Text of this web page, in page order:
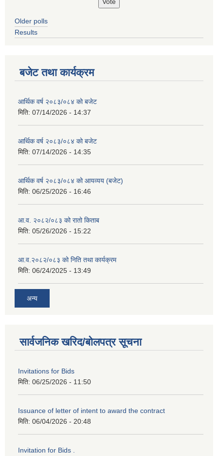
Older polls
Results
बजेट तथा कार्यक्रम
आर्थिक वर्ष २०८३/०८४ को बजेट
मिति: 07/14/2026 - 14:37
आर्थिक वर्ष २०८३/०८४ को बजेट
मिति: 07/14/2026 - 14:35
आर्थिक वर्ष २०८३/०८४ को आयव्यय (बजेट)
मिति: 06/25/2026 - 16:46
आ.व. २०८२/०८३ को रातो किताब
मिति: 05/26/2026 - 15:22
आ.व.२०८२/०८३ को निति तथा कार्यक्रम
मिति: 06/24/2025 - 13:49
अन्य
सार्वजनिक खरिद/बोलपत्र सूचना
Invitations for Bids
मिति: 06/25/2026 - 11:50
Issuance of letter of intent to award the contract
मिति: 06/04/2026 - 20:48
Invitation for Bids .